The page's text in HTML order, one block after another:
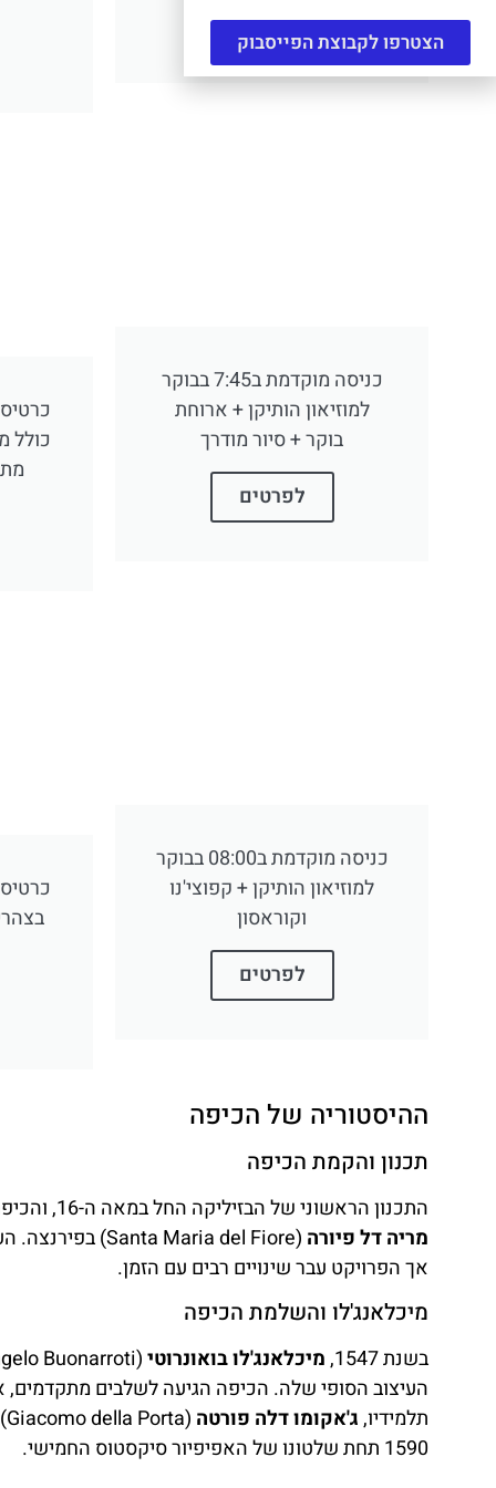
לפרטים
כניסה מוקדמת ב7:45 בבוקר
למוזיאון הותיקן + ארוחת
בוקר + סיור מודרך
לפרטים
כניסה מוקדמת ב08:00 בבוקר
למוזיאון הותיקן + קפוצי'נו
וקוראסון
לפרטים
כולל
ההיסטוריה של הכיפה
תכנון והקמת הכיפה
התכנון הראשוני של הבזיליקה החל במאה ה-16, והכיפה עצמה נבנתה בהשראת
מריה דל פיורה (Santa Maria del Fiore) בפירנצה. העיצוב הראשוני היה של האדריכל
אך הפרויקט עבר שינויים רבים עם הזמן.
מיכלאנג'לו והשלמת הכיפה
בשנת 1547, מיכלאנג'לו בואונרוטי
תלמידיו,ג'אקומו דלה פורטה (Giacomo della Porta) ו
1590 תחת שלטונו של האפיפיור סיקסטוס החמישי.
הצטרפו לקבוצת הפייסבוק